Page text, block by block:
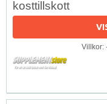
kosttillskott
Villkor: